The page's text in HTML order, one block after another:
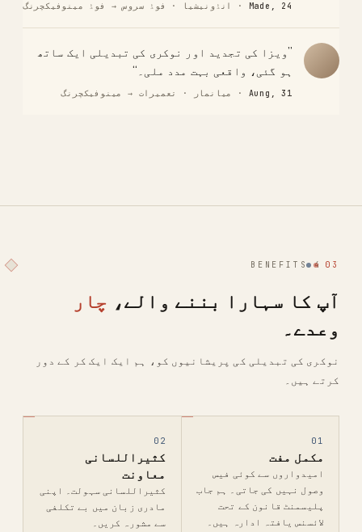
Made, 24 · انڈونیشیا · فوڈ سروس → فوڈ مینوفیکچرنگ
”ویزا کی تجدید اور نوکری کی تبدیلی ایک ساتھ
ہو گئی، واقعی بہت مدد ملی۔“
Aung, 31 · میانمار · تعمیرات → مینوفیکچرنگ
03
4 BENEFITS
آپ کا سہارا بننے والے، چار
وعدے۔
نوکری کی تبدیلی کی پریشانیوں کو، ہم ایک ایک کر کے دور
کرتے ہیں۔
01
مکمل مفت
امیدواروں سے کوئی فیس
وصول نہیں کی جاتی۔ ہم جاب
پلیسمنٹ قانون کے تحت
لائسنس یافتہ ادارہ ہیں۔
02
کثیراللسانی
معاونت
کثیراللسانی سہولت۔ اپنی
مادری زبان میں بے تکلفی
سے مشورہ کریں۔